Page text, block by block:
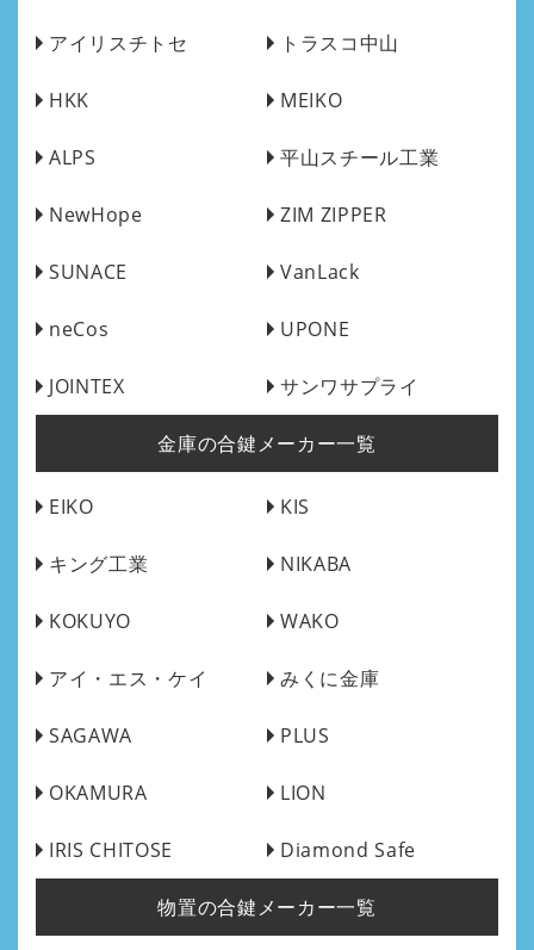
アイリスチトセ トラスコ中山
HKK MEIKO
ALPS 平山スチール工業
NewHope ZIM ZIPPER
SUNACE VanLack
neCos UPONE
JOINTEX サンワサプライ
金庫の合鍵メーカー一覧
EIKO KIS
キング工業 NIKABA
KOKUYO WAKO
アイ・エス・ケイ みくに金庫
SAGAWA PLUS
OKAMURA LION
IRIS CHITOSE Diamond Safe
物置の合鍵メーカー一覧